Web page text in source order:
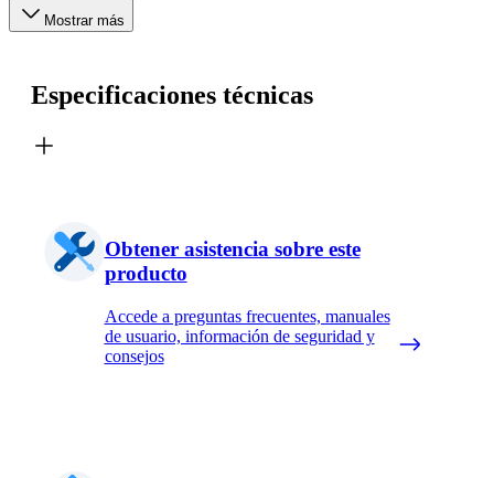
Mostrar más
Especificaciones técnicas
Obtener asistencia sobre este
producto
Accede a preguntas frecuentes, manuales
de usuario, información de seguridad y
consejos